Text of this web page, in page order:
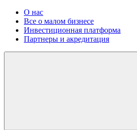
О нас
Все о малом бизнесе
Инвестиционная платформа
Партнеры и акредитация